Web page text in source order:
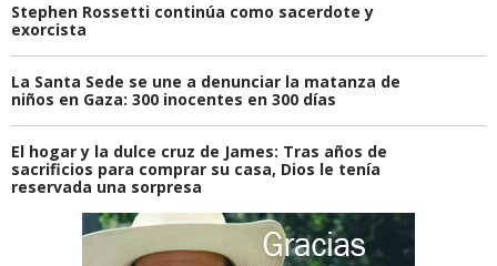
Stephen Rossetti continúa como sacerdote y
exorcista
La Santa Sede se une a denunciar la matanza de
niños en Gaza: 300 inocentes en 300 días
El hogar y la dulce cruz de James: Tras años de
sacrificios para comprar su casa, Dios le tenía
reservada una sorpresa